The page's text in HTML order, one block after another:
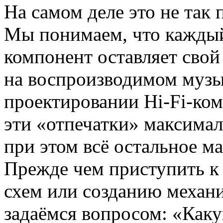
На самом деле это не так
Мы понимаем, что
компонент оставляет
на воспроизводимом
проектировании Hi-Fi-
эти «отпечатки»
при этом всё остальное
Прежде чем приступить
схем или созданию
задаёмся вопросом: